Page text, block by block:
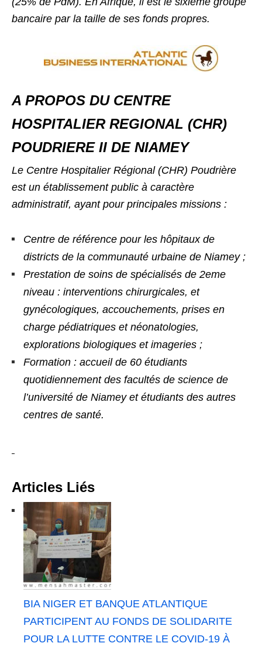
bancaire par la taille de ses fonds propres.
A PROPOS DU CENTRE
HOSPITALIER REGIONAL (CHR)
POUDRIERE II DE NIAMEY
Le Centre Hospitalier Régional (CHR) Poudrière
est un établissement public à caractère
administratif, ayant pour principales missions :
Centre de référence pour les hôpitaux de
districts de la communauté urbaine de Niamey ;
Prestation de soins de spécialisés de 2eme
niveau : interventions chirurgicales, et
gynécologiques, accouchements, prises en
charge pédiatriques et néonatologies,
explorations biologiques et imageries ;
Formation : accueil de 60 étudiants
quotidiennement des facultés de science de
l’université de Niamey et étudiants des autres
centres de santé.
Articles Liés
BIA NIGER ET BANQUE ATLANTIQUE
PARTICIPENT AU FONDS DE SOLIDARITE
POUR LA LUTTE CONTRE LE COVID-19 À